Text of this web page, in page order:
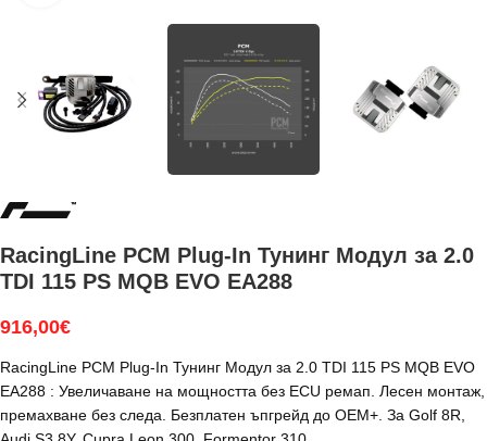
RacingLine PCM Plug-In Тунинг Модул за 2.0
TDI 115 PS MQB EVO EA288
916,00€
RacingLine PCM Plug-In Тунинг Модул за 2.0 TDI 115 PS MQB EVO
EA288 : Увеличаване на мощността без ECU ремап. Лесен монтаж,
премахване без следа. Безплатен ъпгрейд до OEM+. За Golf 8R,